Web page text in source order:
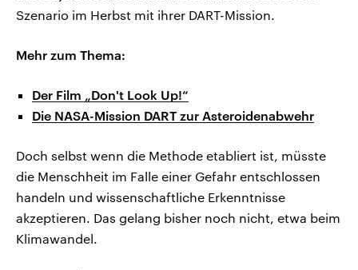
Szenario im Herbst mit ihrer DART-Mission.
Mehr zum Thema:
Der Film „Don't Look Up!“
Die NASA-Mission DART zur Asteroidenabwehr
Doch selbst wenn die Methode etabliert ist, müsste
die Menschheit im Falle einer Gefahr entschlossen
handeln und wissenschaftliche Erkenntnisse
akzeptieren. Das gelang bisher noch nicht, etwa beim
Klimawandel.